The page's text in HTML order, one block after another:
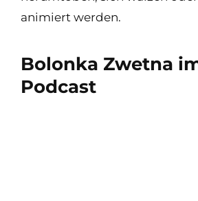
animiert werden.
Bolonka Zwetna
Podcast